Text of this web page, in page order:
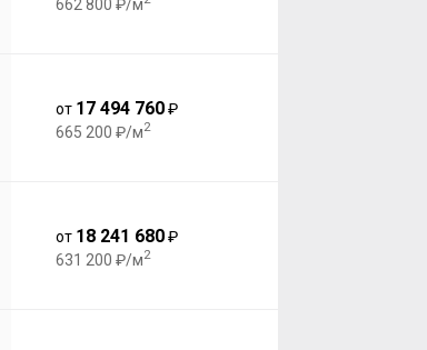
662 800 ₽/м
от 17 494 760₽
665 200 ₽/м2
от 18 241 680₽
631 200 ₽/м2